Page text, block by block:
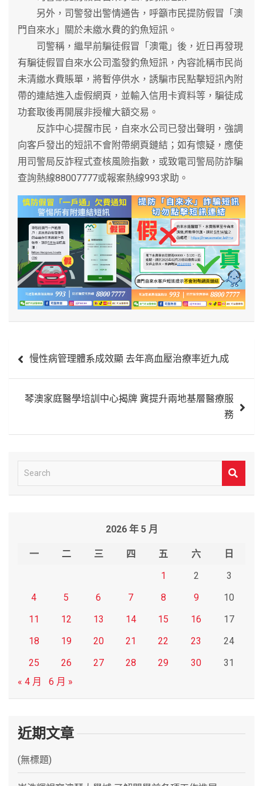
另外，司警發出警情通告，呼籲市民提防假冒「澳
門自來水」關於未繳水費的釣魚短訊。
司警稱，繼早前騙徒假冒「澳電」後，近日再發現
有騙徒假冒自來水公司濫發釣魚短訊，內容訛稱市民尚
未清繳水費賬單，將暫停供水，誘騙市民點擊短訊內附
帶的連結進入虛假網頁，並輸入信用卡資料等，騙徒成
功套取後再開展非授權大額交易。
反詐中心提醒市民，自來水公司已發出聲明，強調
向客戶發出的短訊不會附帶網頁鏈結；如有懷疑，應使
用司警局反詐程式查核風險指數，或致電司警局防詐騙
查詢熱線88007777或報案熱線993求助。
章 慢性病管理體系成效顯 去年高血壓治療率近九成
琴澳家庭醫學培訓中心揭牌 冀提升兩地基層醫療服
務
e
2026 年 5 月
一 二 三 四 五 六
日
1
2
3
4
5 6 7 8 9
10
11
12 13 14 15 16
17
18
19 20 21 22 23
24
25
26 27 28 29 30
31
« 4 月
6 月 »
近期文章
(無標題)